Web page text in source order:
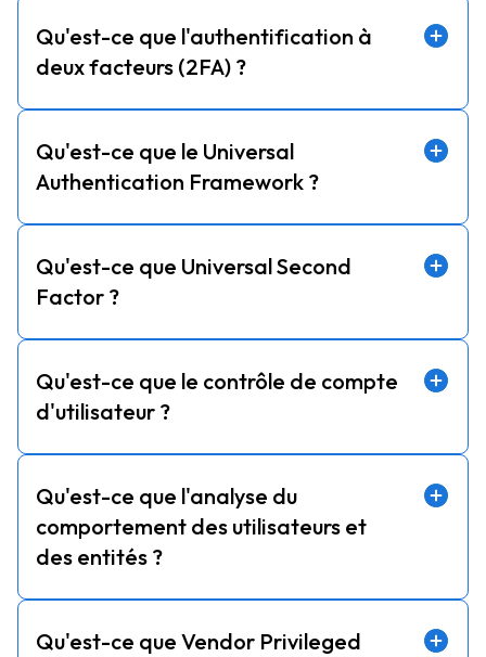
Qu'est-ce que l'authentification à
deux facteurs (2FA) ?
Qu'est-ce que le Universal
Authentication Framework ?
Qu'est-ce que Universal Second
Factor ?
Qu'est-ce que le contrôle de compte
d'utilisateur ?
Qu'est-ce que l'analyse du
comportement des utilisateurs et
des entités ?
Qu'est-ce que Vendor Privileged